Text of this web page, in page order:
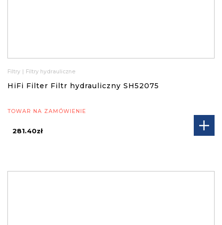
Filtry | Filtry hydrauliczne
HiFi Filter Filtr hydrauliczny SH52075
TOWAR NA ZAMÓWIENIE
281.40zł